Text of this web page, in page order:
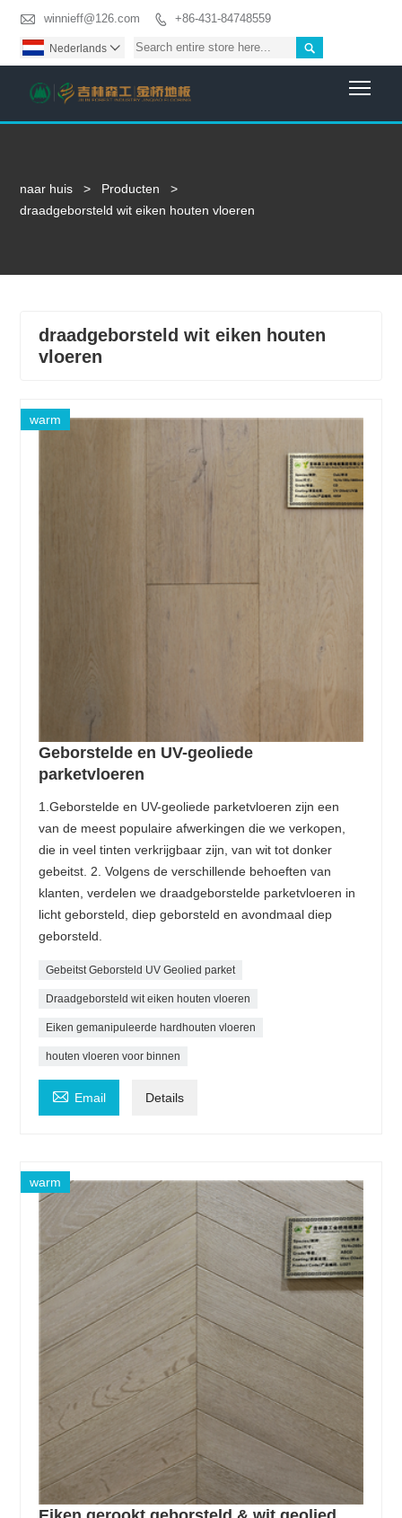
 winnieff@126.com  +86-431-84748559

Nederlands 
naar huis > Producten
>
draadgeborsteld wit eiken houten vloeren
draadgeborsteld wit eiken houten
vloeren
warm
Geborstelde en UV-geoliede
parketvloeren
1.Geborstelde en UV-geoliede parketvloeren zijn een
van de meest populaire afwerkingen die we verkopen,
die in veel tinten verkrijgbaar zijn, van wit tot donker
gebeitst. 2. Volgens de verschillende behoeften van
klanten, verdelen we draadgeborstelde parketvloeren in
licht geborsteld, diep geborsteld en avondmaal diep
geborsteld.
Gebeitst Geborsteld UV Geolied parket
Draadgeborsteld wit eiken houten vloeren
Eiken gemanipuleerde hardhouten vloeren
houten vloeren voor binnen
 Email Details
warm